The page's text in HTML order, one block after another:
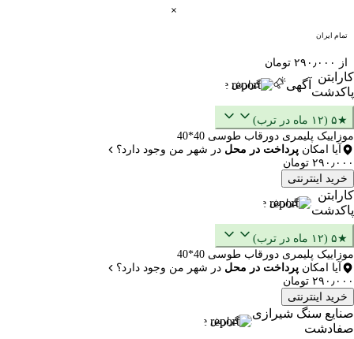
تمام ایران
از ۲۹۰٫۰۰۰ تومان
کارابتن
پاکدشت
آگهی گزارش
★۵ (۱۲ ماه در ترب)
موزاییک پلیمری دورقاب طوسی 40*40
آیا امکان پرداخت در محل در شهر من وجود دارد؟
۲۹۰٫۰۰۰ تومان
خرید اینترنتی
کارابتن
پاکدشت
گزارش
★۵ (۱۲ ماه در ترب)
موزاییک پلیمری دورقاب طوسی 40*40
آیا امکان پرداخت در محل در شهر من وجود دارد؟
۲۹۰٫۰۰۰ تومان
خرید اینترنتی
صنایع سنگ شیرازی
صفادشت
گزارش